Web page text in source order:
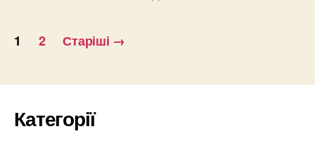
Пагінація
1 2 Старіші →
Категорії